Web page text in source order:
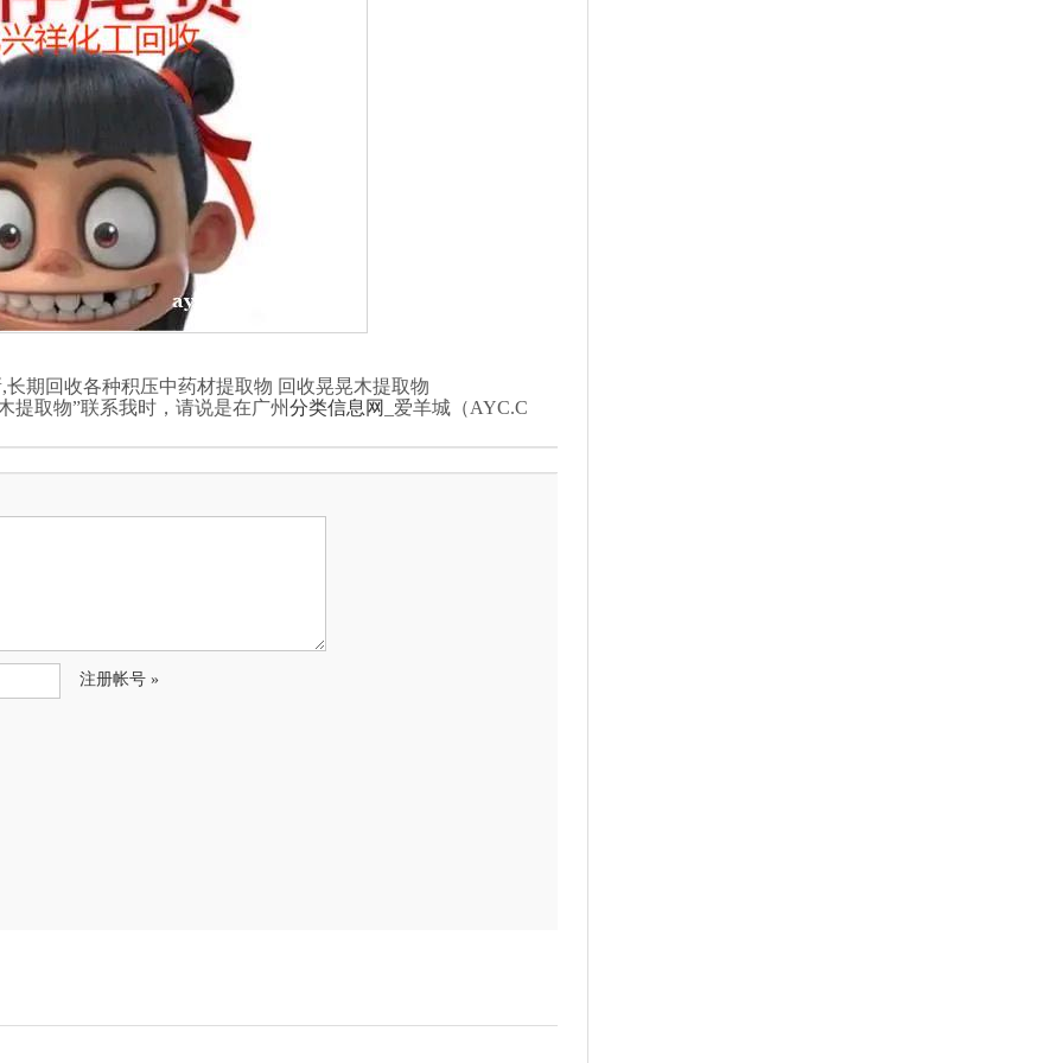
期回收各种积压中药材提取物 回收晃晃木提取物
提取物”联系我时，请说是在广州分类信息网 _爱羊城（AYC.C
注册帐号 »